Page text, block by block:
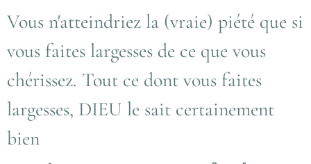
Vous n'atteindriez la (vraie) piété que si
vous faites largesses de ce que vous
chérissez. Tout ce dont vous faites
largesses, DIEU le sait certainement
bien